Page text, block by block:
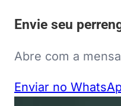
Envie seu
Abre com a
Enviar no